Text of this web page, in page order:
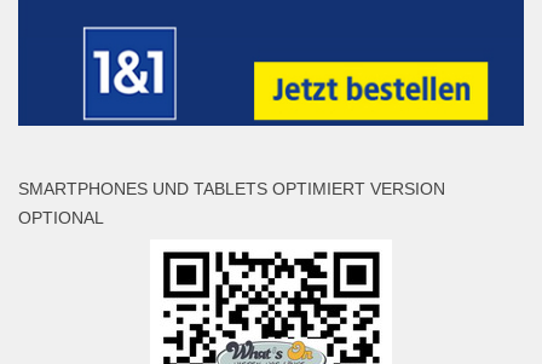
SMARTPHONES UND TABLETS OPTIMIERT VERSION
OPTIONAL